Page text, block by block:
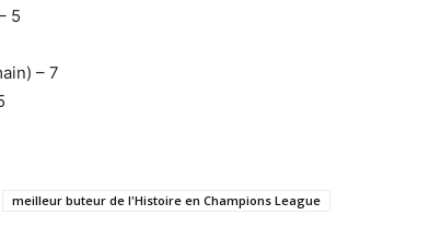
5
– 7
meilleur buteur de l'Histoire en Champions League